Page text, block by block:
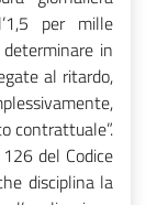
per mille
in
al ritardo,
contrattuale”.
del Codice
disciplina la